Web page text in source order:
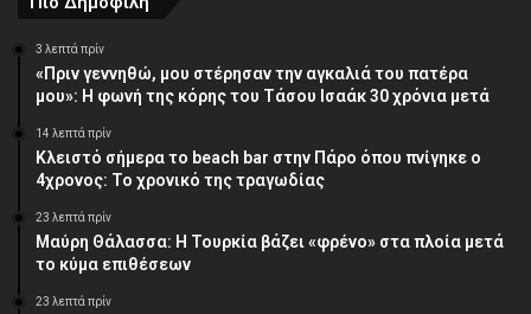
3 λεπτά πρίν
«Πριν γεννηθώ, μου στέρησαν την αγκαλιά του πατέρα
μου»: Η φωνή της κόρης του Τάσου Ισαάκ 30 χρόνια μετά
14 λεπτά πρίν
Κλειστό σήμερα το beach bar στην Πάρο όπου πνίγηκε ο
4χρονος: Το χρονικό της τραγωδίας
23 λεπτά πρίν
Μαύρη Θάλασσα: Η Τουρκία βάζει «φρένο» στα πλοία μετά
το κύμα επιθέσεων
23 λεπτά πρίν